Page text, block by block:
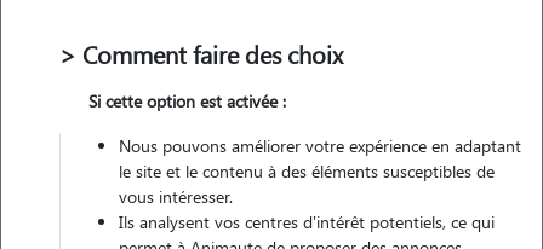
1 animal Appartement
Non véhiculé
> Comment faire des choix
Si cette option est activée :
Nous pouvons améliorer votre expérience en adaptant
le site et le contenu à des éléments susceptibles de
vous intéresser.
Ils analysent vos centres d'intérêt potentiels, ce qui